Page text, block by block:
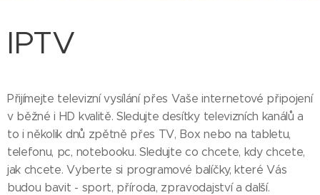
IPTV
Přijímejte televizní vysílání přes Vaše internetové připojení
v běžné i HD kvalitě. Sledujte desítky televizních kanálů a
to i několik dnů zpětně přes TV, Box nebo na tabletu,
telefonu, pc, notebooku. Sledujte co chcete, kdy chcete,
jak chcete. Vyberte si programové balíčky, které Vás
budou bavit - sport, příroda, zpravodajství a další.